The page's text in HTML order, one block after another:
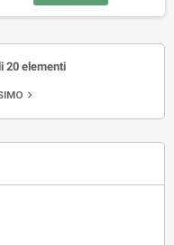
20 elementi
navigate_next